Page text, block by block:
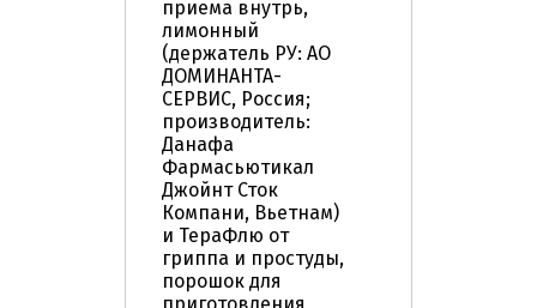
приема внутрь,
лимонный
(держатель РУ: АО
ДОМИНАНТА-
СЕРВИС, Россия;
производитель:
Данафа
Фармасьютикал
Джойнт Сток
Компани, Вьетнам)
и ТераФлю от
гриппа и простуды,
порошок для